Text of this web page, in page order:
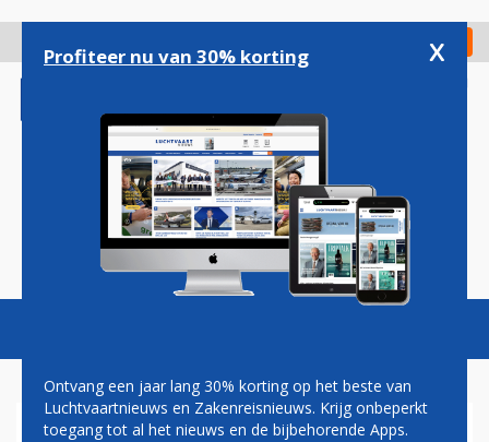
gaan
Check in
Magazine Podcasts Vacatures
Profiteer nu van 30% korting x
Ontvang een jaar lang 30% korting op het beste van
Luchtvaartnieuws en Zakenreisnieuws. Krijg onbeperkt
toegang tot al het nieuws en de bijbehorende Apps.